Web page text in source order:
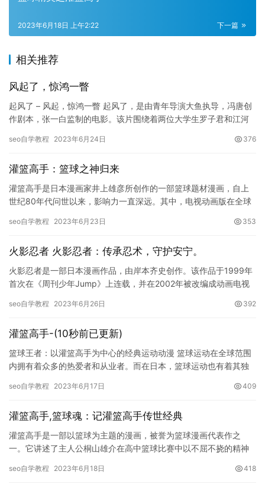
下一篇
2023年6月18日 上午2:22
相关推荐
风起了，惊鸿一瞥
起风了 – 风起，惊鸿一瞥 起风了，是由青年导演大鱼执导，冯唐创
作剧本，张一白监制的电影。该片围绕着两位大学生罗子君和江河
seo自学教程 2023年6月24日 376
灌篮高手：篮球之神归来
灌篮高手是日本漫画家井上雄彦所创作的一部篮球题材漫画，自上
世纪80年代问世以来，影响力一直深远。其中，电视动画版在全球
高手…
seo自学教程 2023年6月23日 353
火影忍者 火影忍者：传承忍术，守护安宁。
火影忍者是一部日本漫画作品，由岸本齐史创作。该作品于1999年
首次在《周刊少年Jump》上连载，并在2002年被改编成动画电视
seo自学教程 2023年6月26日 392
灌篮高手-(10秒前已更新)
篮球王者：以灌篮高手为中心的经典运动动漫 篮球运动在全球范围
内拥有着众多的热爱者和从业者。而在日本，篮球运动也有着其独
作品…
seo自学教程 2023年6月17日 409
灌篮高手,篮球魂：记灌篮高手传世经典
灌篮高手是一部以篮球为主题的漫画，被誉为篮球漫画代表作之
一。它讲述了主人公桐山雄介在高中篮球比赛中以不屈不挠的精神
刻的主题…
seo自学教程 2023年6月18日 418